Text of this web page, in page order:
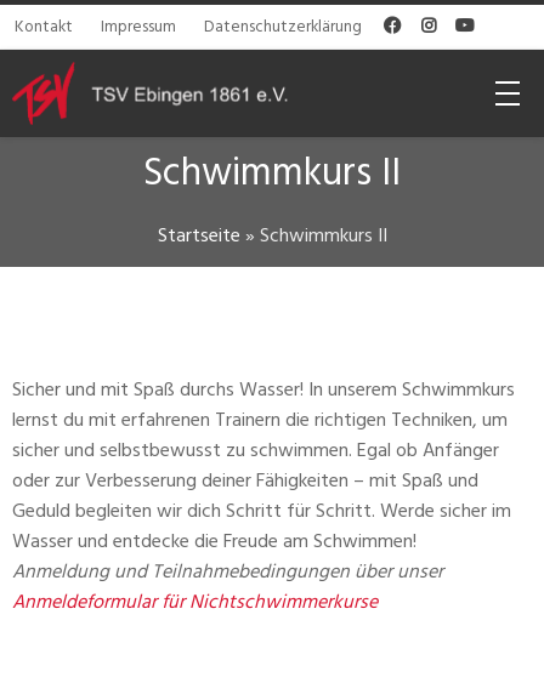
Kontakt Impressum Datenschutzerklärung   
Schwimmkurs II
Startseite »Schwimmkurs II
Sicher und mit Spaß durchs Wasser! In unserem Schwimmkurs
lernst du mit erfahrenen Trainern die richtigen Techniken, um
sicher und selbstbewusst zu schwimmen. Egal ob Anfänger
oder zur Verbesserung deiner Fähigkeiten – mit Spaß und
Geduld begleiten wir dich Schritt für Schritt. Werde sicher im
Wasser und entdecke die Freude am Schwimmen!
Anmeldung und Teilnahmebedingungen über unser
Anmeldeformular für Nichtschwimmerkurse